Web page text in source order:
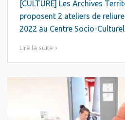
[CULTURE] Les Archives
proposent 2 ateliers de
2022 au Centre Socio-
Lire la suite